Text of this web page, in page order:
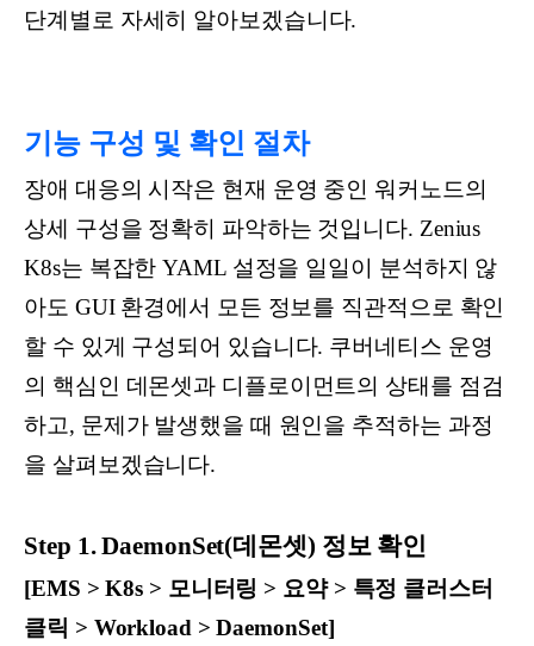
단계별로 자세히 알아보겠습니다.
기능 구성 및 확인 절차
장애 대응의 시작은 현재 운영 중인 워커노드의
상세 구성을 정확히 파악하는 것입니다. Zenius
K8s는 복잡한 YAML 설정을 일일이 분석하지 않
아도 GUI 환경에서 모든 정보를 직관적으로 확인
할 수 있게 구성되어 있습니다. 쿠버네티스 운영
의 핵심인 데몬셋과 디플로이먼트의 상태를 점검
하고, 문제가 발생했을 때 원인을 추적하는 과정
을 살펴보겠습니다.
Step 1. DaemonSet(데몬셋) 정보 확인
[EMS > K8s > 모니터링 > 요약 > 특정 클러스터
클릭 > Workload > DaemonSet]